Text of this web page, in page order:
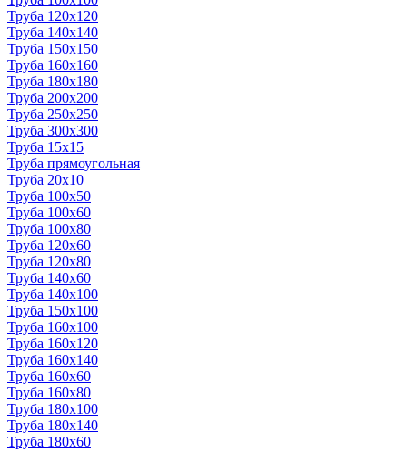
Труба 120x120
Труба 140x140
Труба 150x150
Труба 160x160
Труба 180x180
Труба 200x200
Труба 250x250
Труба 300x300
Труба 15x15
Труба прямоугольная
Труба 20x10
Труба 100x50
Труба 100x60
Труба 100x80
Труба 120x60
Труба 120x80
Труба 140x60
Труба 140x100
Труба 150x100
Труба 160x100
Труба 160x120
Труба 160x140
Труба 160x60
Труба 160x80
Труба 180x100
Труба 180x140
Труба 180x60